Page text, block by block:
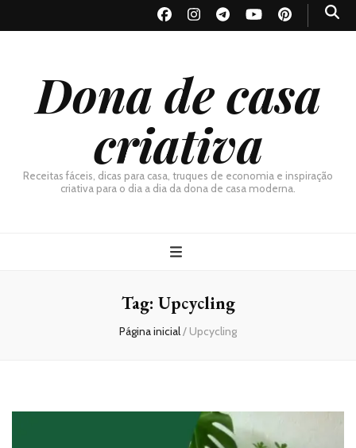
Dona de casa
criativa
Receitas fáceis, dicas para casa, truques de economia e inspiração
criativa para o dia a dia da dona de casa moderna.
Tag: Upcycling
Página inicial/ Upcycling